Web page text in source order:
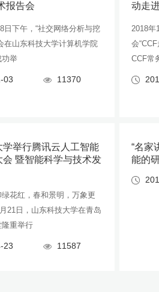
报告会
日下午，“社交网络分析与挖
在山东科技大学计算机学院
功举
03 11370
动走
2018年
会
CCF常
学举行腾讯云人工智能
会 暨智能科学与技术发
绿花红，春和景明，万象更
21日，山东科技大学在青岛
重举行
23 11587
“名家
能的